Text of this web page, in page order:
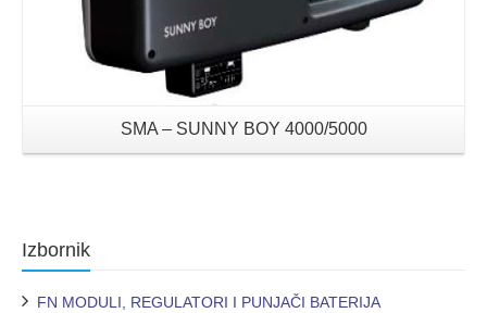
SMA – SUNNY BOY 4000/5000
Izbornik
FN MODULI, REGULATORI I PUNJAČI BATERIJA